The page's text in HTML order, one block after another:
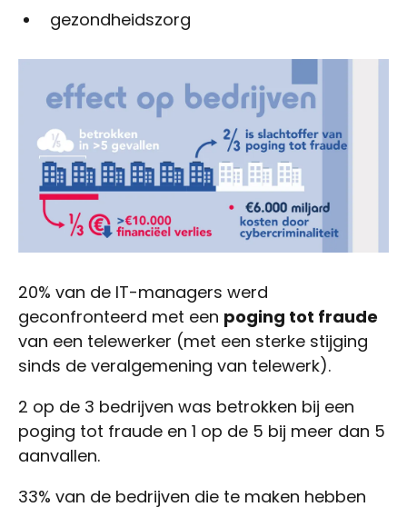
gezondheidszorg
20% van de IT-managers werd
geconfronteerd met een poging tot fraude
van een telewerker (met een sterke stijging
sinds de veralgemening van telewerk).
2 op de 3 bedrijven was betrokken bij een
poging tot fraude en 1 op de 5 bij meer dan 5
aanvallen.
33% van de bedrijven die te maken hebben